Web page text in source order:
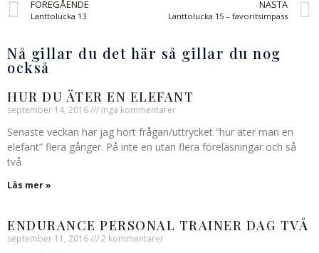
FÖREGÅENDE
Lanttolucka 13
NÄSTA
Lanttolucka 15 – favoritsimpass
Nå gillar du det här så gillar du nog
också
HUR DU ÄTER EN ELEFANT
september 14, 2016 Inga kommentarer
Senaste veckan har jag hört frågan/uttrycket ”hur äter man en
elefant” flera gånger. På inte en utan flera föreläsningar och så
två
Läs mer »
ENDURANCE PERSONAL TRAINER DAG TVÅ
september 11, 2016 2 kommentarer